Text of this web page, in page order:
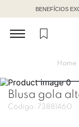
BENEFÍCIOS
Blusa gola
Código: 73881460